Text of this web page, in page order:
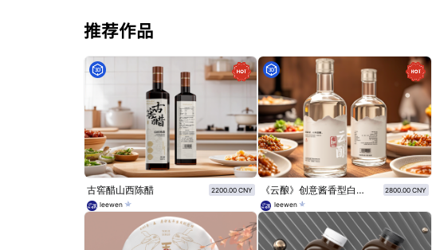
推荐作品
古窖醋山西陈醋
2200.00 CNY
leewen
《云酿》创意酱香型白酒标签
2800.00 CNY
leewen